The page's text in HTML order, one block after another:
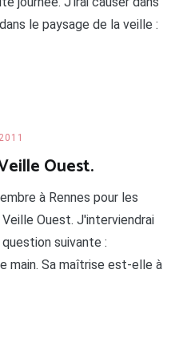
le paysage de la veille :
Ouest.
à Rennes pour les
Ouest. J'interviendrai
suivante :
main. Sa maîtrise est-elle à